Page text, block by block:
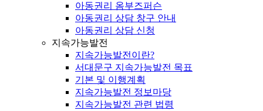
아동권리 옴부즈퍼슨
아동권리 상담 창구 안내
아동권리 상담 신청
지속가능발전
지속가능발전이란?
서대문구 지속가능발전 목표
기본 및 이행계획
지속가능발전 정보마당
지속가능발전 관련 법령